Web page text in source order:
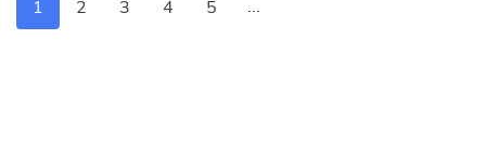
1 2 3 4 5 ...